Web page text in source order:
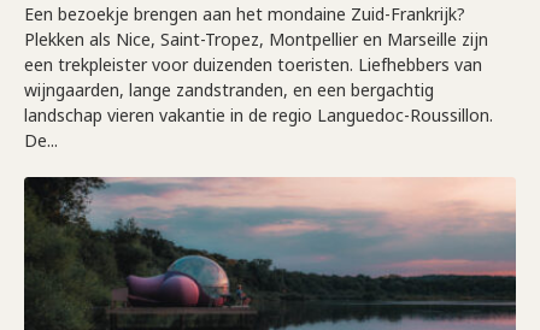
Een bezoekje brengen aan het mondaine Zuid-Frankrijk?
Plekken als Nice, Saint-Tropez, Montpellier en Marseille zijn
een trekpleister voor duizenden toeristen. Liefhebbers van
wijngaarden, lange zandstranden, en een bergachtig
landschap vieren vakantie in de regio Languedoc-Roussillon.
De...